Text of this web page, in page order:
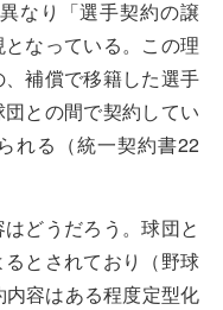
なり「選手契約の譲
なっている。この理
補償で移籍した選手
との間で契約してい
れる（統一契約書22
どうだろう。球団と
とされており（野球
容はある程度定型化